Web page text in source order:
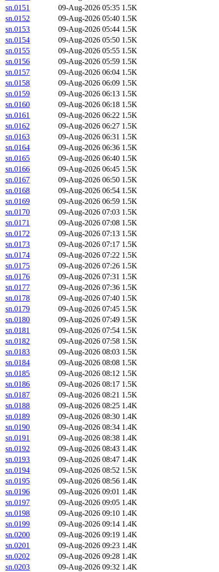
sn.0151
09-Aug-2026 05:35 1.5K
sn.0152
09-Aug-2026 05:40 1.5K
sn.0153
09-Aug-2026 05:44 1.5K
sn.0154
09-Aug-2026 05:50 1.5K
sn.0155
09-Aug-2026 05:55 1.5K
sn.0156
09-Aug-2026 05:59 1.5K
sn.0157
09-Aug-2026 06:04 1.5K
sn.0158
09-Aug-2026 06:09 1.5K
sn.0159
09-Aug-2026 06:13 1.5K
sn.0160
09-Aug-2026 06:18 1.5K
sn.0161
09-Aug-2026 06:22 1.5K
sn.0162
09-Aug-2026 06:27 1.5K
sn.0163
09-Aug-2026 06:31 1.5K
sn.0164
09-Aug-2026 06:36 1.5K
sn.0165
09-Aug-2026 06:40 1.5K
sn.0166
09-Aug-2026 06:45 1.5K
sn.0167
09-Aug-2026 06:50 1.5K
sn.0168
09-Aug-2026 06:54 1.5K
sn.0169
09-Aug-2026 06:59 1.5K
sn.0170
09-Aug-2026 07:03 1.5K
sn.0171
09-Aug-2026 07:08 1.5K
sn.0172
09-Aug-2026 07:13 1.5K
sn.0173
09-Aug-2026 07:17 1.5K
sn.0174
09-Aug-2026 07:22 1.5K
sn.0175
09-Aug-2026 07:26 1.5K
sn.0176
09-Aug-2026 07:31 1.5K
sn.0177
09-Aug-2026 07:36 1.5K
sn.0178
09-Aug-2026 07:40 1.5K
sn.0179
09-Aug-2026 07:45 1.5K
sn.0180
09-Aug-2026 07:49 1.5K
sn.0181
09-Aug-2026 07:54 1.5K
sn.0182
09-Aug-2026 07:58 1.5K
sn.0183
09-Aug-2026 08:03 1.5K
sn.0184
09-Aug-2026 08:08 1.5K
sn.0185
09-Aug-2026 08:12 1.5K
sn.0186
09-Aug-2026 08:17 1.5K
sn.0187
09-Aug-2026 08:21 1.5K
sn.0188
09-Aug-2026 08:25 1.4K
sn.0189
09-Aug-2026 08:30 1.4K
sn.0190
09-Aug-2026 08:34 1.4K
sn.0191
09-Aug-2026 08:38 1.4K
sn.0192
09-Aug-2026 08:43 1.4K
sn.0193
09-Aug-2026 08:47 1.4K
sn.0194
09-Aug-2026 08:52 1.5K
sn.0195
09-Aug-2026 08:56 1.4K
sn.0196
09-Aug-2026 09:01 1.4K
sn.0197
09-Aug-2026 09:05 1.4K
sn.0198
09-Aug-2026 09:10 1.4K
sn.0199
09-Aug-2026 09:14 1.4K
sn.0200
09-Aug-2026 09:19 1.4K
sn.0201
09-Aug-2026 09:23 1.4K
sn.0202
09-Aug-2026 09:28 1.4K
sn.0203
09-Aug-2026 09:32 1.4K